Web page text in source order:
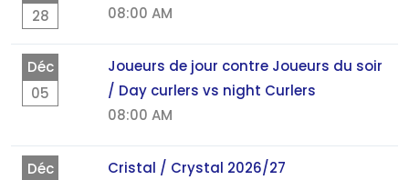
28
08:00 AM
Déc
05
Joueurs de jour contre Joueurs du soir
/ Day curlers vs night Curlers
08:00 AM
Déc Cristal / Crystal 2026/27